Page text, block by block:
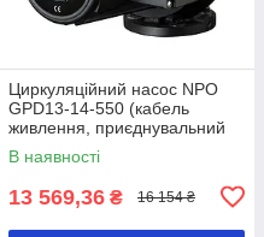
Циркуляційний насос NPO
GPD13-14-550 (кабель
живлення, приєднувальний
комплект) — 4823121301964
В наявності
13 569,36 ₴ 16 154 ₴